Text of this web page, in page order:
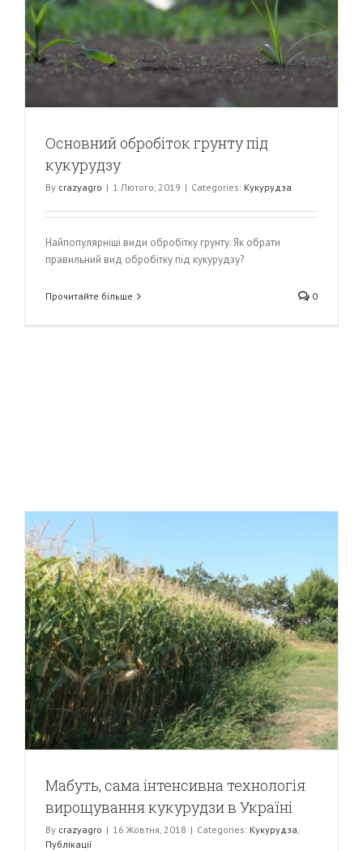
Основний обробіток грунту під
кукурудзу
By crazyagro | 1 Лютого, 2019 | Categories: Кукурудза
Найпопулярніші види обробітку грунту. Як обрати
правильний вид обробітку під кукурудзу?
Прочитайте більше 0
Мабуть, сама інтенсивна технологія
вирощування кукурудзи в Україні
By crazyagro | 16 Жовтня, 2018 | Categories: Кукурудза
Публікації